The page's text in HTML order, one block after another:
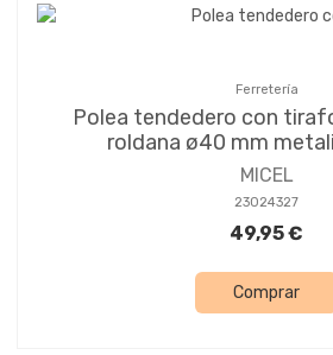
Ferretería
Polea tendedero con
roldana ø40 mm
MICEL
23024327
49,95 €
Comprar